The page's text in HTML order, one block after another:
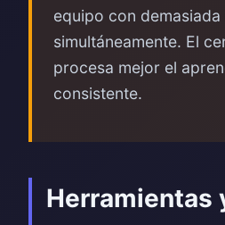
equipo con
simultáneamente. El
procesa mejor el
consistente.
Herramientas